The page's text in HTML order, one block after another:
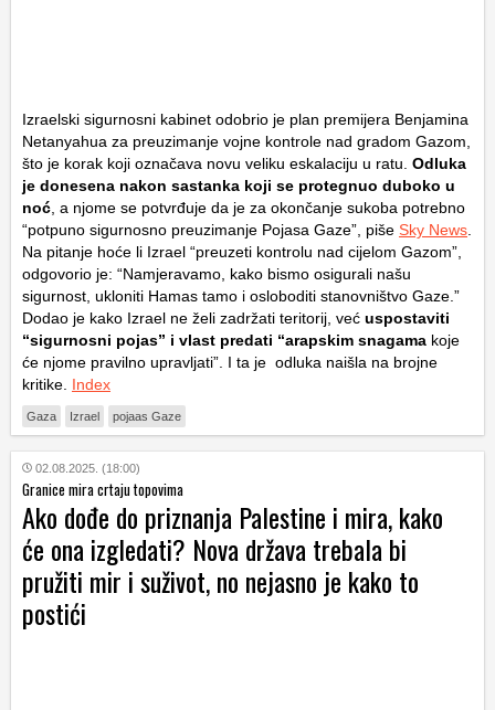
Izraelski sigurnosni kabinet odobrio je plan premijera Benjamina
Netanyahua za preuzimanje vojne kontrole nad gradom Gazom,
što je korak koji označava novu veliku eskalaciju u ratu. Odluka
je donesena nakon sastanka koji se protegnuo duboko u
noć, a njome se potvrđuje da je za okončanje sukoba potrebno
“potpuno sigurnosno preuzimanje Pojasa Gaze”, piše Sky News.
Na pitanje hoće li Izrael “preuzeti kontrolu nad cijelom Gazom”,
odgovorio je: “Namjeravamo, kako bismo osigurali našu
sigurnost, ukloniti Hamas tamo i osloboditi stanovništvo Gaze.”
Dodao je kako Izrael ne želi zadržati teritorij, već uspostaviti
“sigurnosni pojas” i vlast predati “arapskim snagama koje
će njome pravilno upravljati”. I ta je odluka naišla na brojne
kritike. Index
Gaza Izrael pojaas Gaze
02.08.2025. (18:00)
Granice mira crtaju topovima
Ako dođe do priznanja Palestine i mira, kako
će ona izgledati? Nova država trebala bi
pružiti mir i suživot, no nejasno je kako to
postići